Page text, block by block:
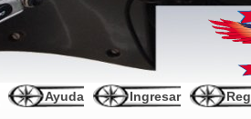
Ayuda Ingresar